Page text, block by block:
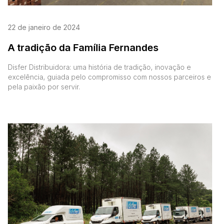
22 de janeiro de 2024
A tradição da Família Fernandes
Disfer Distribuidora: uma história de tradição, inovação e
excelência, guiada pelo compromisso com nossos parceiros e
pela paixão por servir.